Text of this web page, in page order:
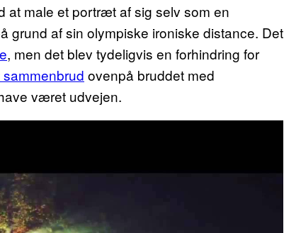
at male et portræt af sig selv som en
grund af sin olympiske ironiske distance. Det
, men det blev tydeligvis en forhindring for
ovenpå bruddet med
været udvejen.